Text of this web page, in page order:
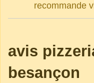
recommande
avis
besançon